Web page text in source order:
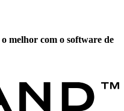
melhor com o software de